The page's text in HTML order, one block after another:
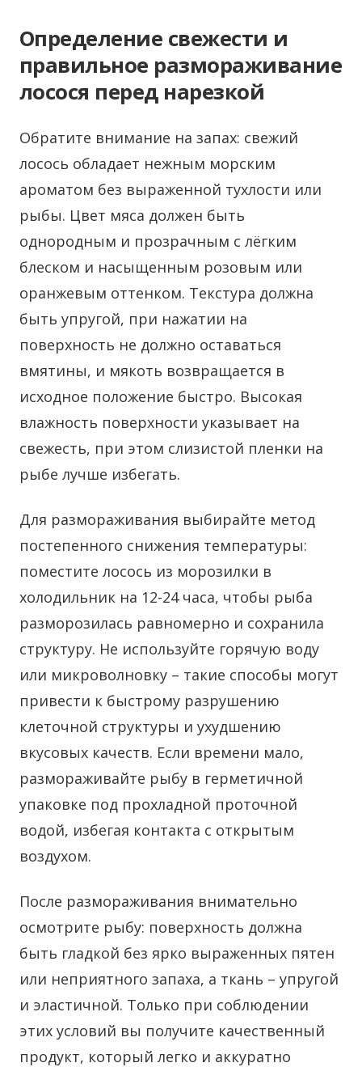
Определение свежести и
правильное размораживание
лосося перед нарезкой
Обратите внимание на запах: свежий
лосось обладает нежным морским
ароматом без выраженной тухлости или
рыбы. Цвет мяса должен быть
однородным и прозрачным с лёгким
блеском и насыщенным розовым или
оранжевым оттенком. Текстура должна
быть упругой, при нажатии на
поверхность не должно оставаться
вмятины, и мякоть возвращается в
исходное положение быстро. Высокая
влажность поверхности указывает на
свежесть, при этом слизистой пленки на
рыбе лучше избегать.
Для размораживания выбирайте метод
постепенного снижения температуры:
поместите лосось из морозилки в
холодильник на 12-24 часа, чтобы рыба
разморозилась равномерно и сохранила
структуру. Не используйте горячую воду
или микроволновку – такие способы могут
привести к быстрому разрушению
клеточной структуры и ухудшению
вкусовых качеств. Если времени мало,
размораживайте рыбу в герметичной
упаковке под прохладной проточной
водой, избегая контакта с открытым
воздухом.
После размораживания внимательно
осмотрите рыбу: поверхность должна
быть гладкой без ярко выраженных пятен
или неприятного запаха, а ткань – упругой
и эластичной. Только при соблюдении
этих условий вы получите качественный
продукт, который легко и аккуратно